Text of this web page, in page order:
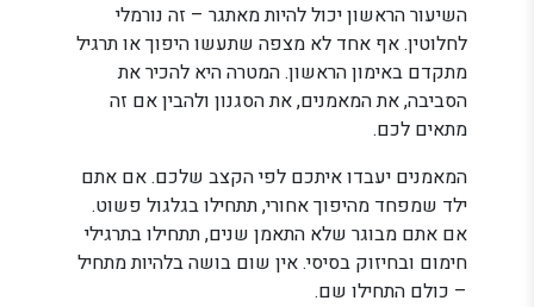
השיעור הראשון יכול להיות מאתגר – זה נורמלי
לחלוטין. אף אחד לא מצפה שתעשו היפוך או תרגיל
מתקדם באימון הראשון. המטרה היא להכיר את
הסביבה, את המאמנים, את הסגנון ולהבין אם זה
מתאים לכם.
המאמנים יעבדו איתכם לפי הקצב שלכם. אם אתם
ילד שמפחד מהיפוך אחורי, תתחילו בגלגול פשוט.
אם אתם מבוגר שלא התאמן שנים, תתחילו בתרגילי
חימום ובחיזוק בסיסי. אין שום בושה בלהיות מתחיל
– כולם התחילו שם.